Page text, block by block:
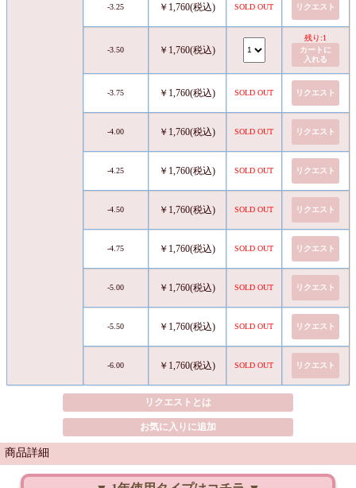
-3.25 ￥1,760(税込) SOLD OUT リクエスト
-3.50 ￥1,760(税込)
残り:1
カートに
入れる
-3.75 ￥1,760(税込) SOLD OUT リクエスト
-4.00 ￥1,760(税込) SOLD OUT リクエスト
-4.25 ￥1,760(税込) SOLD OUT リクエスト
-4.50 ￥1,760(税込) SOLD OUT リクエスト
-4.75 ￥1,760(税込) SOLD OUT リクエスト
-5.00 ￥1,760(税込) SOLD OUT リクエスト
-5.50 ￥1,760(税込) SOLD OUT リクエスト
-6.00 ￥1,760(税込) SOLD OUT リクエスト
リクエストとは
お気に入りに追加
商品詳細